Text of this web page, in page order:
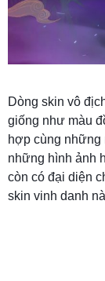
Dòng skin vô
giống như màu
hợp cùng những
những hình ảnh
còn có đại diện
skin vinh danh